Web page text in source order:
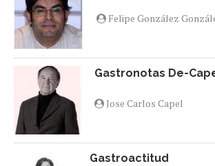
Felipe González
Gastronotas De-
Jose Carlos Capel
Gastroactitud